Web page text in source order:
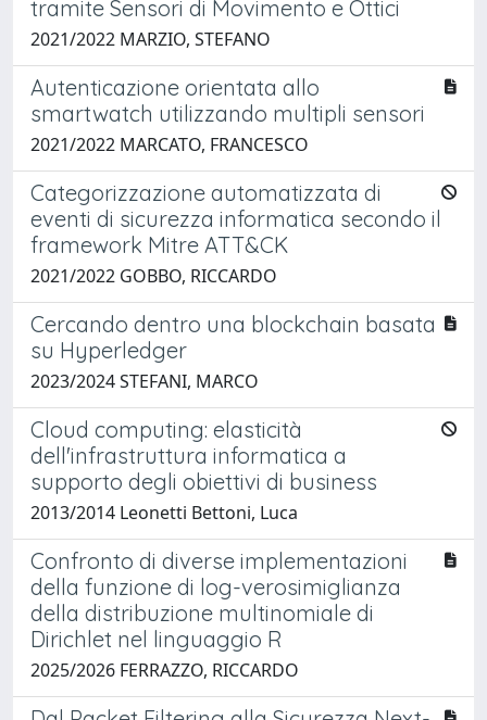
tramite Sensori di Movimento e Ottici
2021/2022 MARZIO, STEFANO
Autenticazione orientata allo
smartwatch utilizzando multipli sensori
2021/2022 MARCATO, FRANCESCO
Categorizzazione automatizzata di
eventi di sicurezza informatica secondo il
framework Mitre ATT&CK
2021/2022 GOBBO, RICCARDO
Cercando dentro una blockchain basata
su Hyperledger
2023/2024 STEFANI, MARCO
Cloud computing: elasticità
dell'infrastruttura informatica a
supporto degli obiettivi di business
2013/2014 Leonetti Bettoni, Luca
Confronto di diverse implementazioni
della funzione di log-verosimiglianza
della distribuzione multinomiale di
Dirichlet nel linguaggio R
2025/2026 FERRAZZO, RICCARDO